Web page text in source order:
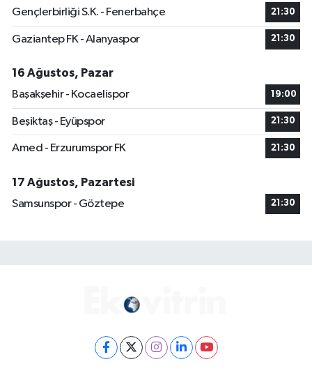
Gençlerbirliği S.K. - Fenerbahçe 21:30
Gaziantep FK - Alanyaspor 21:30
16 Ağustos, Pazar
Başakşehir - Kocaelispor
19:00
Beşiktaş - Eyüpspor 21:30
Amed - Erzurumspor FK 21:30
17 Ağustos, Pazartesi
Samsunspor - Göztepe
21:30